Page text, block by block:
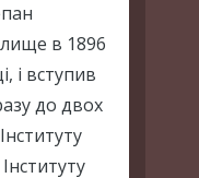
в 1896
і вступив
до двох